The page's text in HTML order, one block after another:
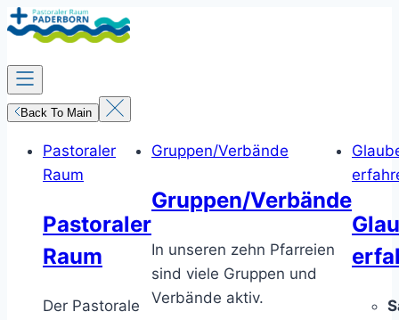
Zum
Inhalt
springen
Back To Main
Pastoraler
Raum
Pastoraler
Raum
Der Pastorale
Gruppen/Verbände
Gruppen/Verbände
In unseren zehn Pfarreien
sind viele Gruppen und
Verbände aktiv.